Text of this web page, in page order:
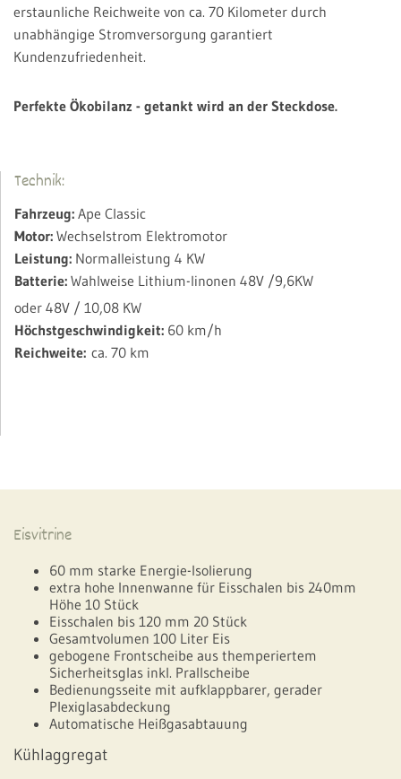
erstaunliche Reichweite von ca. 70 Kilometer durch
unabhängige Stromversorgung garantiert
Kundenzufriedenheit.
Perfekte Ökobilanz - getankt wird an der Steckdose.
Technik:
Fahrzeug: Ape Classic
Motor: Wechselstrom Elektromotor
Leistung: Normalleistung 4 KW
Batterie: Wahlweise Lithium-Iinonen 48V /9,6KW
oder 48V / 10,08 KW
Höchstgeschwindigkeit: 60 km/h
Reichweite: ca. 70 km
Eisvitrine
60 mm starke Energie-Isolierung
extra hohe Innenwanne für Eisschalen bis 240mm
Höhe 10 Stück
Eisschalen bis 120 mm 20 Stück
Gesamtvolumen 100 Liter Eis
gebogene Frontscheibe aus themperiertem
Sicherheitsglas inkl. Prallscheibe
Bedienungsseite mit aufklappbarer, gerader
Plexiglasabdeckung
Automatische Heißgasabtauung
Kühlaggregat